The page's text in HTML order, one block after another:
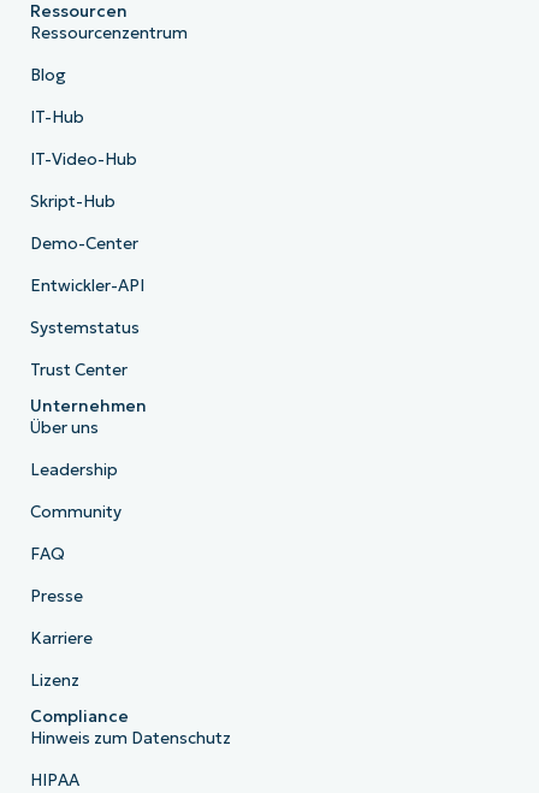
Ressourcen
Ressourcenzentrum
Blog
IT-Hub
IT-Video-Hub
Skript-Hub
Demo-Center
Entwickler-API
Systemstatus
Trust Center
Unternehmen
Über uns
Leadership
Community
FAQ
Presse
Karriere
Lizenz
Compliance
Hinweis zum Datenschutz
HIPAA